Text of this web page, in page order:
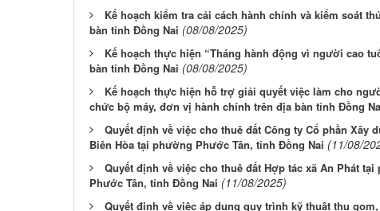
Kế hoạch kiểm tra cải cách hành chính và kiểm soát
bàn tỉnh Đồng Nai (08/08/2025)
Kế hoạch thực hiện “Tháng hành động vì người cao
bàn tỉnh Đồng Nai (08/08/2025)
Kế hoạch thực hiện hỗ trợ giải quyết việc làm cho
chức bộ máy, đơn vị hành chính trên địa bàn tỉnh Đồng
Quyết định về việc cho thuê đất Công ty Cổ phần Xây
Biên Hòa tại phường Phước Tân, tỉnh Đồng Nai (11/08/
Quyết định về việc cho thuê đất Hợp tác xã An Phát
Phước Tân, tỉnh Đồng Nai (11/08/2025)
Quyết định về việc áp dụng quy trình kỹ thuật thu